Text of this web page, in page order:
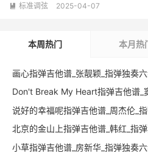
 标准调弦 2025-04-07
本周热门 本月热
画心指弹吉他谱_张靓颖_指弹独奏
Don't Break My Heart指弹吉他谱_窦唯
说好的幸福呢指弹吉他谱_周杰伦_
北京的金山上指弹吉他谱_韩红_指
小草指弹吉他谱_房新华_指弹独奏